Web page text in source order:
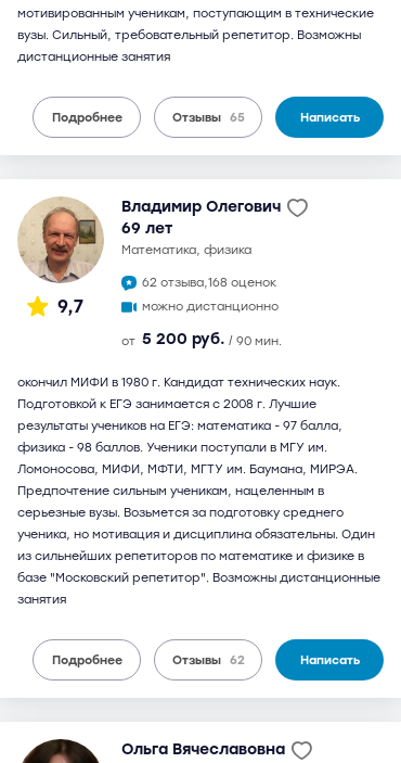
мотивированным ученикам, поступающим в технические
вузы. Сильный, требовательный репетитор. Возможны
дистанционные занятия
Подробнее Отзывы 65 Написать
9,7
Владимир Олегович
69 лет
математика, физика
62 отзыва,168 оценок
можно дистанционно
от 5 200 руб. / 90 мин.
окончил МИФИ в 1980 г. Кандидат технических наук.
Подготовкой к ЕГЭ занимается с 2008 г. Лучшие
результаты учеников на ЕГЭ: математика - 97 балла,
физика - 98 баллов. Ученики поступали в МГУ им.
Ломоносова, МИФИ, МФТИ, МГТУ им. Баумана, МИРЭА.
Предпочтение сильным ученикам, нацеленным в
серьезные вузы. Возьмется за подготовку среднего
ученика, но мотивация и дисциплина обязательны. Один
из сильнейших репетиторов по математике и физике в
базе "Московский репетитор". Возможны дистанционные
занятия
Подробнее Отзывы 62 Написать
Ольга Вячеславовна